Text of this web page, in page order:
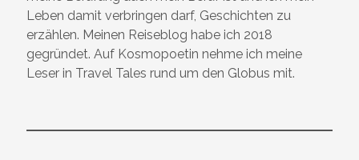
Leben damit verbringen darf, Geschichten zu
erzählen. Meinen Reiseblog habe ich 2018
gegründet. Auf Kosmopoetin nehme ich meine
Leser in Travel Tales rund um den Globus mit.